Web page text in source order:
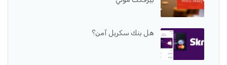
هل بنك سكريل آمن؟